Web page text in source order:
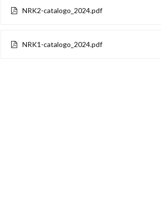
NRK2-catalogo_2024.pdf
NRK1-catalogo_2024.pdf